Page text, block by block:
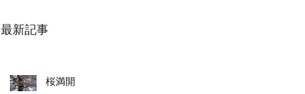
最新記事
桜満開